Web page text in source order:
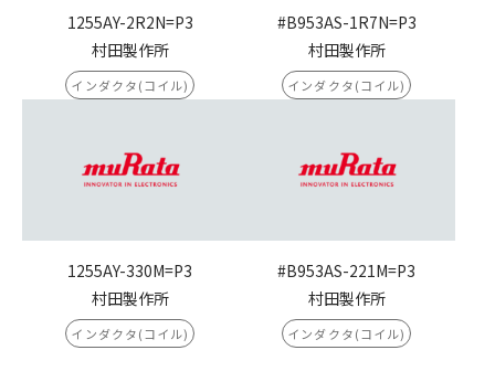
1255AY-2R2N=P3
村田製作所
インダクタ(コイル)
#B953AS-1R7N=P3
村田製作所
インダクタ(コイル)
1255AY-330M=P3
村田製作所
インダクタ(コイル)
#B953AS-221M=P3
村田製作所
インダクタ(コイル)